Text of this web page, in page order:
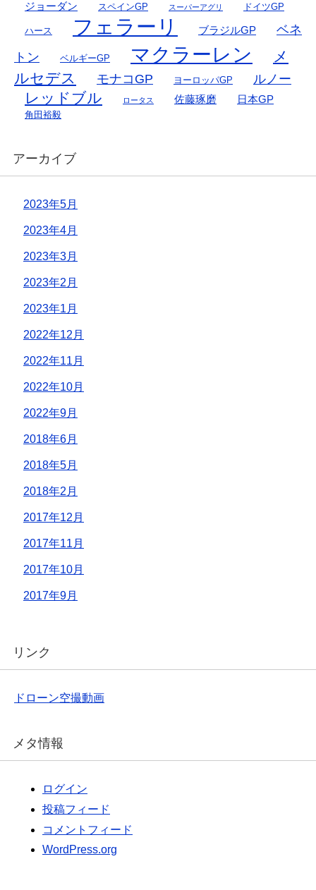
ジョーダン スペインGP スーパーアグリ ドイツGP
ハース フェラーリ ブラジルGP
ベネ
トン
ベルギーGP マクラーレン
メ
ルセデス
モナコGP ヨーロッパGP ルノー
レッドブル ロータス 佐藤琢磨 日本GP
角田裕毅
アーカイブ
2023年5月
2023年4月
2023年3月
2023年2月
2023年1月
2022年12月
2022年11月
2022年10月
2022年9月
2018年6月
2018年5月
2018年2月
2017年12月
2017年11月
2017年10月
2017年9月
リンク
ドローン空撮動画
メタ情報
ログイン
投稿フィード
コメントフィード
WordPress.org